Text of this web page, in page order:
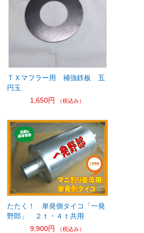
ＴＸマフラー用 補強鉄板 五
円玉
1,650円
（税込み）
たたく！ 単発側タイコ「一発
野郎」 ２ｔ・４ｔ共用
9,900円
（税込み）